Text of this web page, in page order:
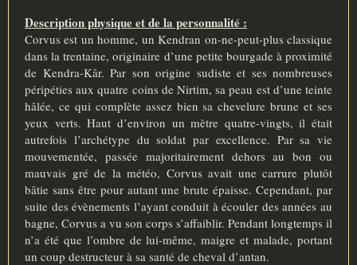
Description physique et de la personnalité :
Corvus est un homme, un Kendran on-ne-peut-plus classique
dans la trentaine, originaire d’une petite bourgade à proximité
de Kendra-Kâr. Par son origine sudiste et ses nombreuses
péripéties aux quatre coins de Nirtim, sa peau est d’une teinte
hâlée, ce qui complète assez bien sa chevelure brune et ses
yeux verts. Haut d’environ un mètre quatre-vingts, il était
autrefois l’archétype du soldat par excellence. Par sa vie
mouvementée, passée majoritairement dehors au bon ou
mauvais gré de la météo, Corvus avait une carrure plutôt
bâtie sans être pour autant une brute épaisse. Cependant, par
suite des évènements l’ayant conduit à écouler des années au
bagne, Corvus a vu son corps s’affaiblir. Pendant longtemps il
n’a été que l’ombre de lui-même, maigre et malade, portant
un coup destructeur à sa santé de cheval d’antan.